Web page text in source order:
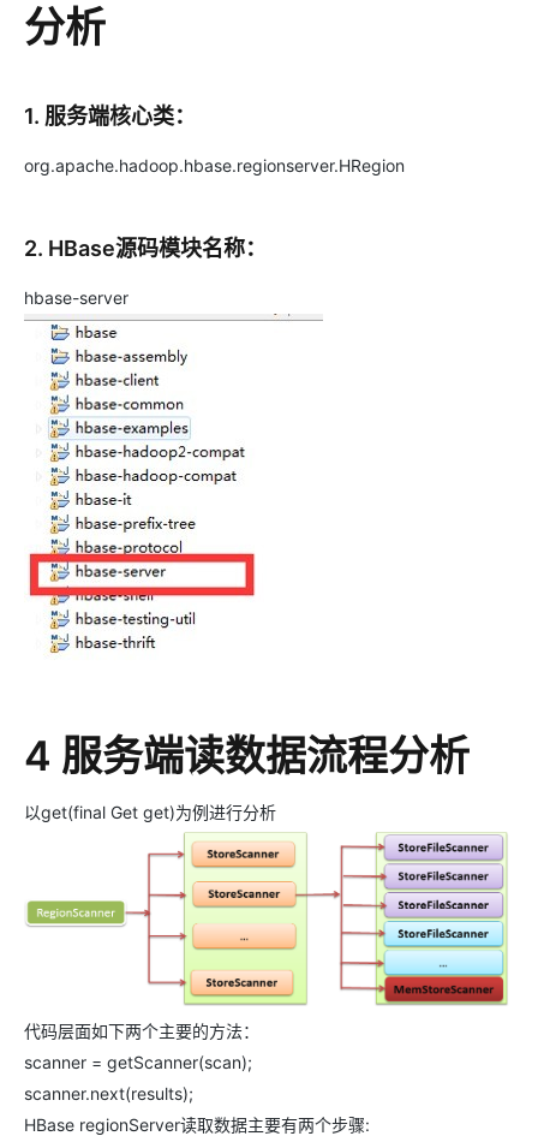
分析
1. 服务端核心类：
org.apache.hadoop.hbase.regionserver.HRegion
2. HBase源码模块名称：
hbase-server
4 服务端读数据流程分析
以get(final Get get)为例进行分析
代码层面如下两个主要的方法：
scanner = getScanner(scan);
scanner.next(results);
HBase regionServer读取数据主要有两个步骤: